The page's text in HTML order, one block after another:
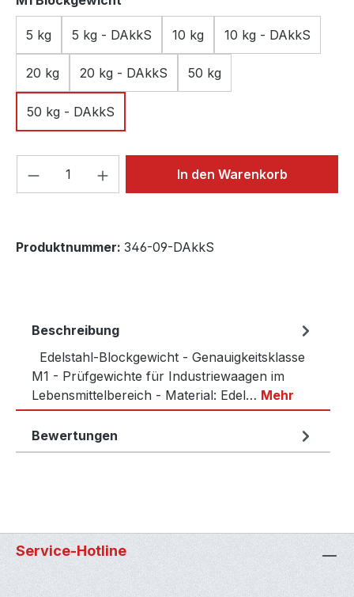
5 kg 5 kg - DAkkS 10 kg 10 kg - DAkkS
20 kg 20 kg - DAkkS 50 kg
50 kg - DAkkS
Produkt Anzahl: Gib denIn den Warenkorb
Produktnummer: 346-09-DAkkS
Beschreibung
Edelstahl-Blockgewicht - Genauigkeitsklasse
M1 - Prüfgewichte für Industriewaagen im
Lebensmittelbereich - Material: Edel… Mehr
Bewertungen
Service-Hotline